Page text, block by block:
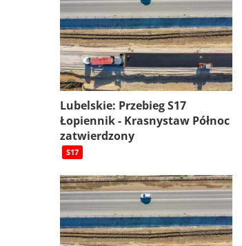
Lubelskie: Przebieg S17
Łopiennik - Krasnystaw Północ
zatwierdzony
S17